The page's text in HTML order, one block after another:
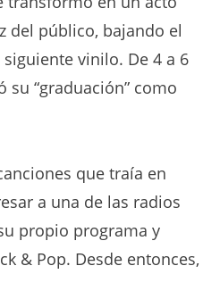
del público, bajando el
vinilo. De 4 a 6
“graduación” como
que traía en
a una de las radios
propio programa y
& Pop. Desde entonces,